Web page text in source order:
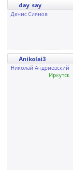
day_say
Денис Сиянов
Anikolai3
Николай Андриевский
Иркутск